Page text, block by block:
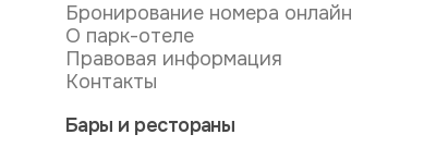
Бронирование номера онлайн
О парк-отеле
Правовая информация
Контакты
Бары и рестораны